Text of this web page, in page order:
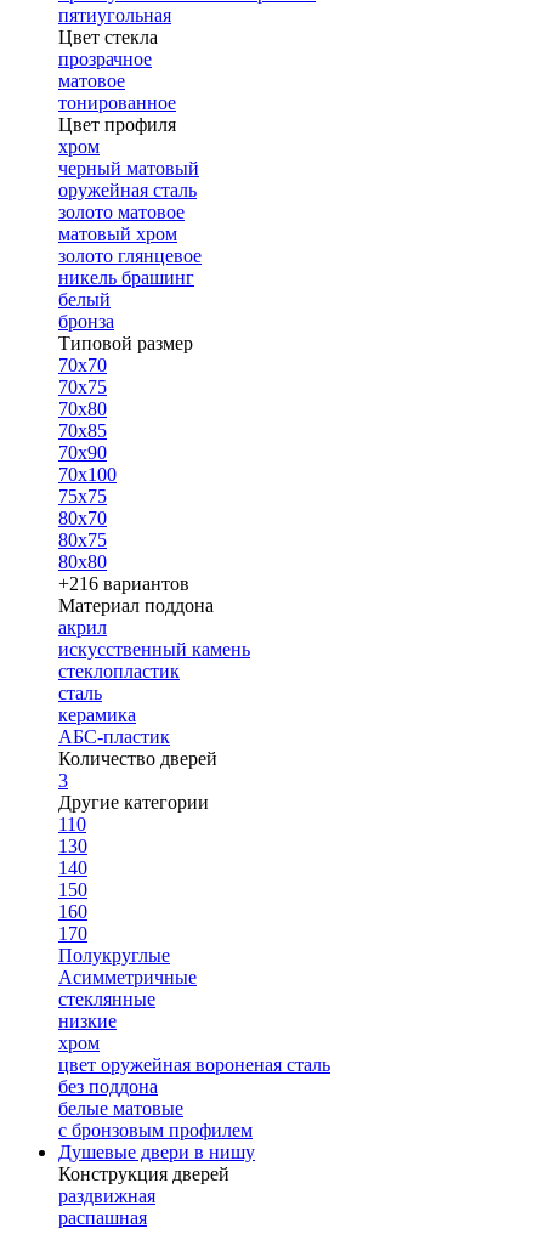
пятиугольная
Цвет стекла
прозрачное
матовое
тонированное
Цвет профиля
хром
черный матовый
оружейная сталь
золото матовое
матовый хром
золото глянцевое
никель брашинг
белый
бронза
Типовой размер
70х70
70х75
70х80
70х85
70х90
70х100
75х75
80х70
80х75
80х80
+216 вариантов
Материал поддона
акрил
искусственный камень
стеклопластик
сталь
керамика
АБС-пластик
Количество дверей
3
Другие категории
110
130
140
150
160
170
Полукруглые
Асимметричные
стеклянные
низкие
хром
цвет оружейная вороненая сталь
без поддона
белые матовые
с бронзовым профилем
Душевые двери в нишу
Конструкция дверей
раздвижная
распашная